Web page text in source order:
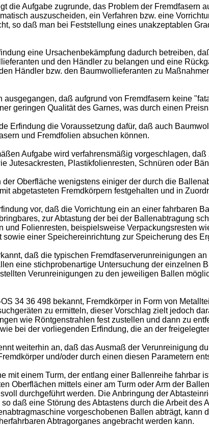
die Aufgabe zugrunde, das Problem der
auszuscheiden, ein Verfahren bzw. eine
so daß man bei Feststellung eines unakzeptablen
eine Ursachenbe­kämpfung dadurch betreiben,
und den Händler zu belangen und eine
Händler bzw. den Baumwolliefe­ranten zu
ausgegangen, daß aufgrund von Fremdfasern keine
geringen Qualität des Garnes, was durch einen
Erfindung die Voraus­setzung dafür, daß auch
und Fremdfolien absuchen können.
Aufgabe wird verfahrens­mäßig vorgeschlagen,
Jutesackresten, Plastikfolienresten, Schnüren oder
Oberfläche wenig­stens einiger der durch die
abgetasteten Fremd­körpern festgehalten und in
vor, daß die Vorrich­tung ein an einer fahrbaren
zur Abtastung der bei der Ballenabtragung
und Folienresten, beispielsweise Verpackungs­resten
sowie einer Speichereinrichtung zur Speicherung des
daß die typischen Fremdfaserverunreinigungen
eine stichprobenartige Untersu­chung der einzelnen
Verunreinigungen zu den jeweiligen Ballen
34 36 498 bekannt, Fremd­körper in Form von
zu ermitteln, dieser Vor­schlag zielt jedoch
wie Röntgenstrahlen fest zu­stellen und dann zu
bei der vorliegenden Erfindung, die an der
weiterhin an, daß das Ausmaß der Verunreinigung
und/oder durch einen diesen Parametern
mit einem Turm, der entlang einer Ballenreihe fahrbar
Oberflächen mittels einer am Turm oder Arm der
durchgeführt werden. Die Anbringung der
daß eine Störung des Abtastens durch die Arbeit
vorgeschobenen Ballen abträgt,
Abtragorganes angebracht werden kann.